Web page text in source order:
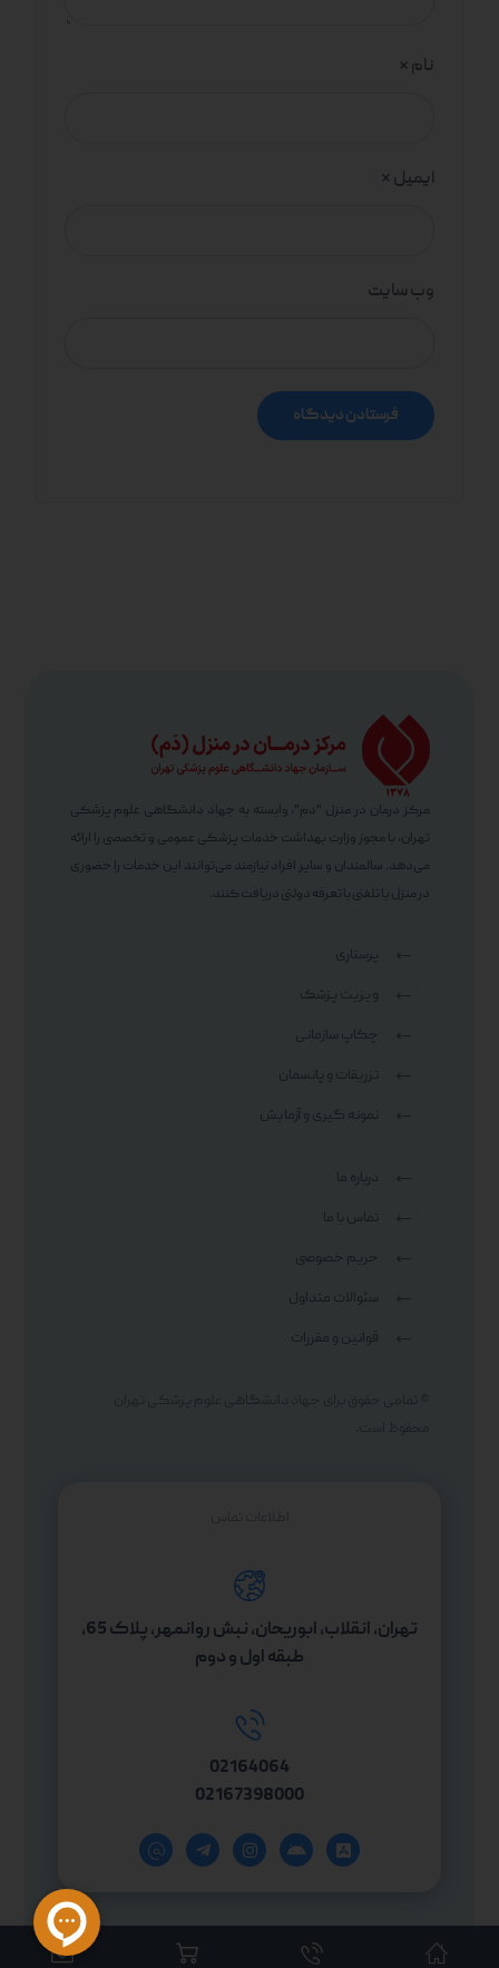
نام *
ایمیل *
وب‌ سایت
مرکز درمان در منزل "دم"، وابسته به جهاد دانشگاهی علوم پزشکی
تهران، با مجوز وزارت بهداشت خدمات پزشکی عمومی و تخصصی را ارائه
می‌دهد. سالمندان و سایر افراد نیازمند می‌توانند این خدمات را حضوری
در منزل یا تلفنی با تعرفه دولتی دریافت کنند.
پرستاری
ویزیت پزشک
چکاپ سازمانی
تزریقات و پانسمان
نمونه گیری و آزمایش
درباره ما
تماس با ما
حریم خصوصی
سئوالات متداول
قوانین و مقررات
اطلاعات تماس
تهران، انقلاب، ابوریحان، نبش روانمهر، پلاک 65،
طبقه اول و دوم
02164064
02167398000